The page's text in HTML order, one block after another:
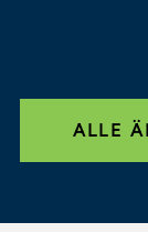
ALLE